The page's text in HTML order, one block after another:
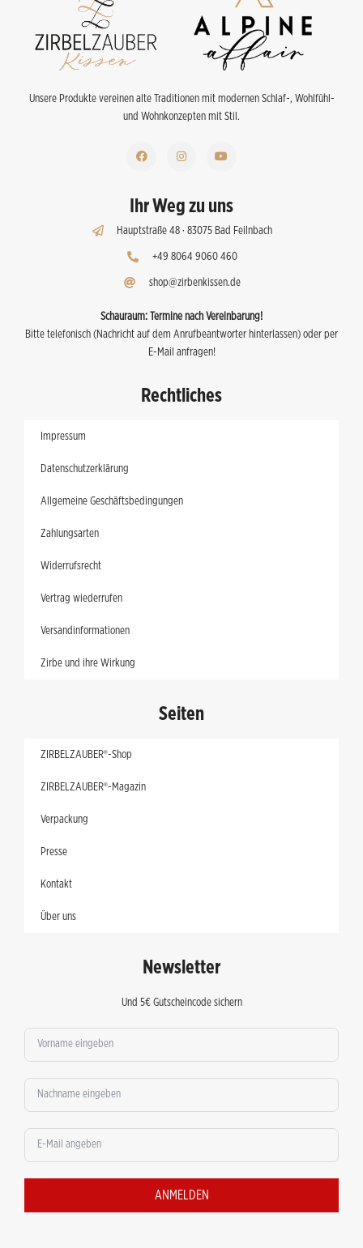
Unsere Produkte vereinen alte Traditionen mit modernen Schlaf-, Wohlfühl-
und Wohnkonzepten mit Stil.
Ihr Weg zu uns
Hauptstraße 48 · 83075 Bad Feilnbach
+49 8064 9060 460
shop@zirbenkissen.de
Schauraum: Termine nach Vereinbarung!
Bitte telefonisch (Nachricht auf dem Anrufbeantworter hinterlassen) oder per
E-Mail anfragen!
Rechtliches
Impressum
Datenschutzerklärung
Allgemeine Geschäftsbedingungen
Zahlungsarten
Widerrufsrecht
Vertrag wiederrufen
Versandinformationen
Zirbe und ihre Wirkung
Seiten
ZIRBELZAUBER®-Shop
ZIRBELZAUBER®-Magazin
Verpackung
Presse
Kontakt
Über uns
Newsletter
Und 5€ Gutscheincode sichern
ANMELDEN